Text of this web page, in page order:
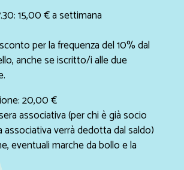
15,00 € a settimana
per la frequenza del 10% dal
anche se iscritto/i alle due
20,00 €
associativa (per chi è già socio
associativa verrà dedotta dal saldo)
eventuali marche da bollo e la